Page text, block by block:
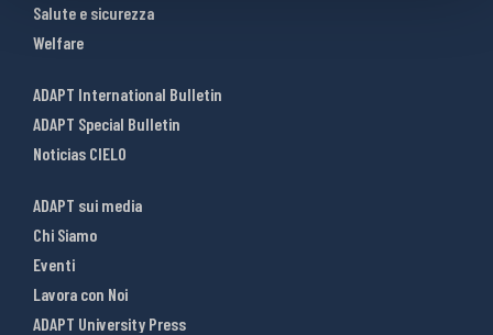
Salute e sicurezza
Welfare
ADAPT International Bulletin
ADAPT Special Bulletin
Noticias CIELO
ADAPT sui media
Chi Siamo
Eventi
Lavora con Noi
ADAPT University Press